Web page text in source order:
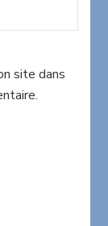
site dans